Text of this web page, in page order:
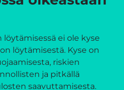
ei ole kyse
löytämisestä. Kyse on
riskien
ja pitkällä
saavuttamisesta.